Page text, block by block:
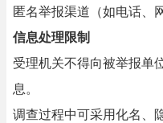
匿名举报渠道（如电话、
信息处理限制
受理机关不得向被举报单
息。
调查过程中可采用化名、